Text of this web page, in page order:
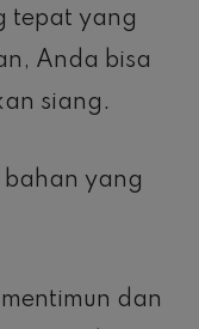
tepat yang
Anda bisa
siang.
bahan yang
dan